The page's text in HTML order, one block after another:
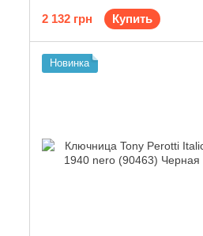
2 132 грн
Купить
Новинка